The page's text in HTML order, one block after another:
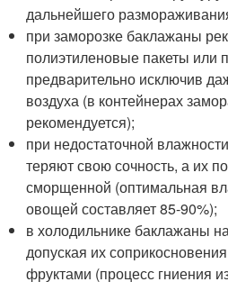
дальнейшего
при заморозке баклажаны
полиэтиленовые пакеты или
предварительно исключив
воздуха (в контейнерах
рекомендуется);
при недостаточной
теряют свою сочность, а их
сморщенной (оптимальная
овощей составляет 85-90%);
в холодильнике баклажаны
допуская их
фруктами (процесс гниения